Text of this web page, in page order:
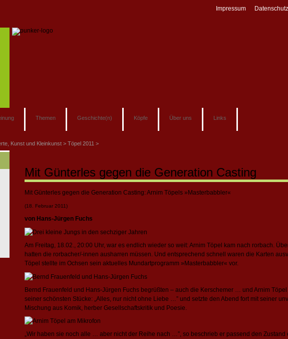
Themen Geschichte(n) Köpfe Über uns Links
Kunst und Kleinkunst Töpel 2011
Impressum Datenschutz
Mit Günterles gegen die Generation Casting
Mit Günterles gegen die Generation Casting: Arnim Töpels »Masterbabbler«
(18. Februar 2011)
von Hans-Jürgen Fuchs
Am Freitag, 18.02., 20:00 Uhr, war es endlich wieder so weit: Arnim Töpel kam nach rorbach.
hatten die rorbacher/-innen ausharren müssen. Und entsprechend schnell waren die Karten
Töpel stellte im Ochsen sein aktuelles Mundartprogramm »Masterbabbler« vor.
Bernd Frauenfeld und Hans-Jürgen Fuchs begrüßten – auch die Kerschemer … und Arnim
seiner schönsten Stücke: „Alles, nur nicht ohne Liebe …” und setzte den Abend fort mit seiner
Mischung aus Komik, herber Gesellschaftskritik und Poesie.
„Wir haben sie noch alle … aber nicht der Reihe nach …”, so beschrieb er passend den Zustand